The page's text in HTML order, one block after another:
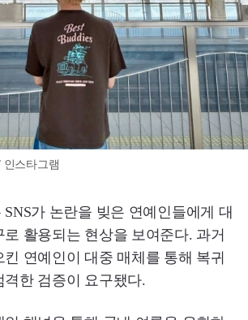
인스타그램
가 논란을 빚은 연예인들에게 대
활용되는 현상을 보여준다. 과거
연예인이 대중 매체를 통해 복귀
한 검증이 요구됐다.